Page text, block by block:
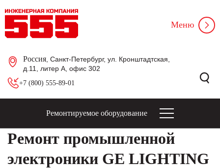
Россия , Санкт-Петербург, ул. Кронштадтская,
д.11, литер А, офис 302
+7 (800) 555-89-01
Меню
Ремонтируемое оборудование
Ремонт промышленной
электроники GE LIGHTING